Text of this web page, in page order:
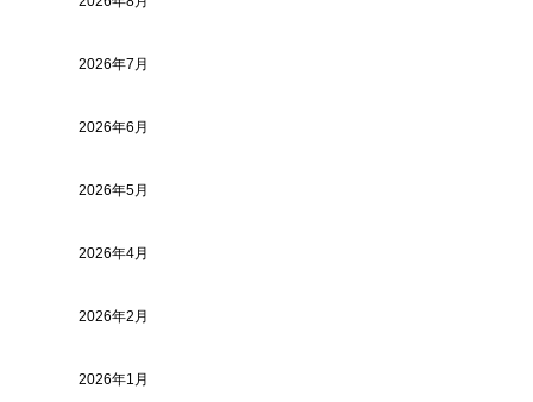
2026年7月
2026年6月
2026年5月
2026年4月
2026年2月
2026年1月